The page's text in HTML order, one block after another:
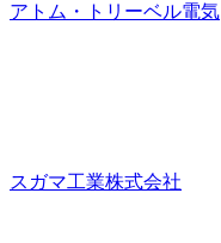
アトム・トリーベル電気
スガマ工業株式会社